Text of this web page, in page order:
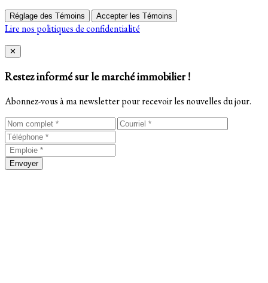
Réglage des Témoins Accepter les Témoins
Lire nos politiques de confidentialité
Close
✕
Restez informé sur le marché immobilier !
Abonnez-vous à ma newsletter pour recevoir les nouvelles du jour.
Envoyer